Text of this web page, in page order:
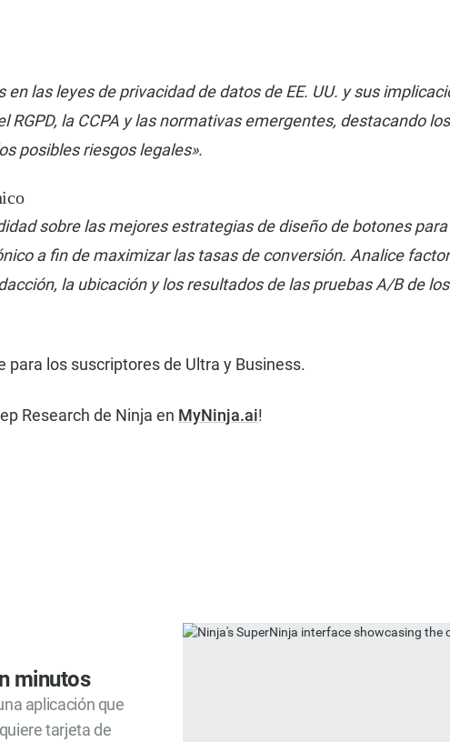
las leyes de privacidad de datos de EE. UU. y sus
RGPD, la CCPA y las normativas emergentes, destacando los
posibles riesgos legales».
sobre las mejores estrategias de diseño de botones para
a fin de maximizar las tasas de conversión. Analice
la ubicación y los resultados de las pruebas A/B de los
para los suscriptores de Ultra y Business.
Research de Ninja en MyNinja.ai!
minutos
aplicación que
tarjeta de